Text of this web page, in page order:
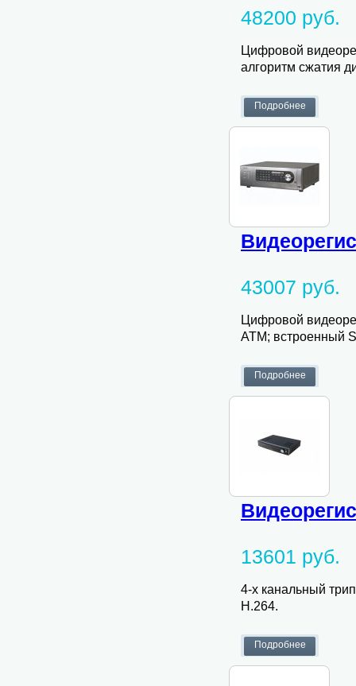
48200 руб.
Цифровой
алгоритм сжатия
43007 руб.
Цифровой
ATM; встроенный
13601 руб.
4-х канальный
H.264.